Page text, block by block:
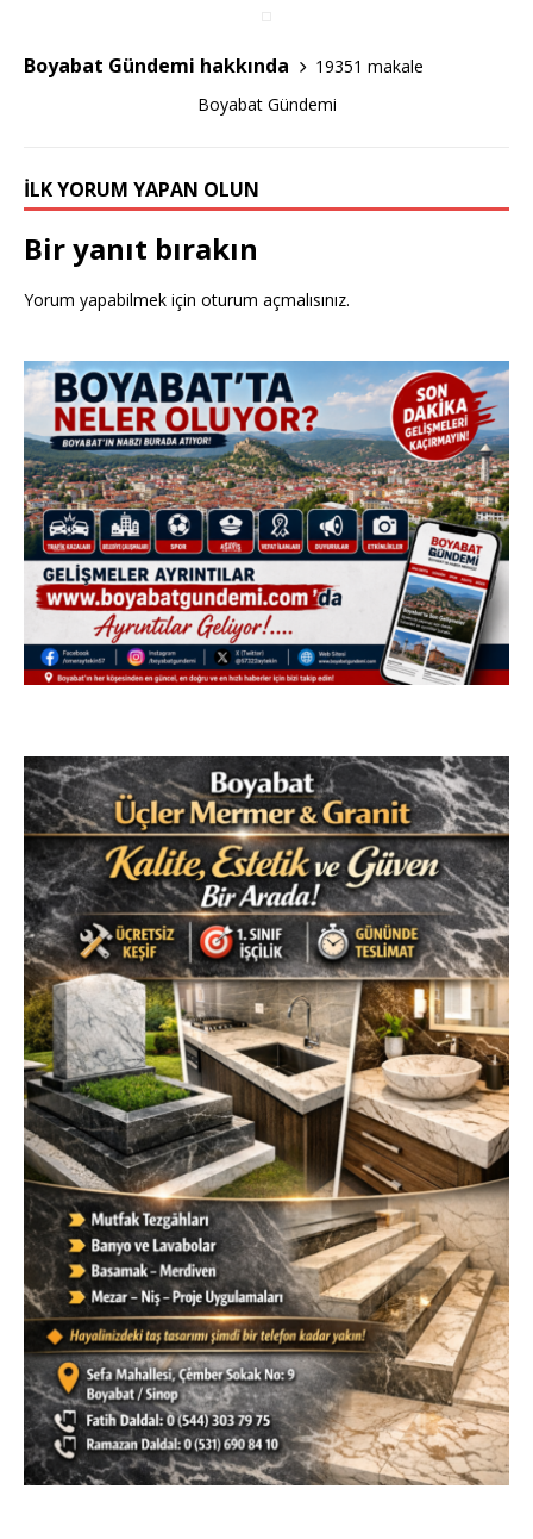
k
Boyabat Gündemi hakkında
19351 makale
Boyabat Gündemi
İLK YORUM YAPAN OLUN
Bir yanıt bırakın
Yorum yapabilmek için oturum açmalısınız.